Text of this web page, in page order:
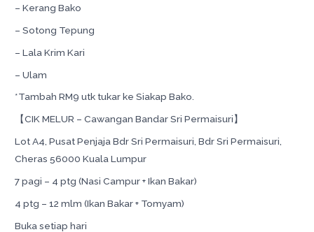
– Kerang Bako
– Sotong Tepung
– Lala Krim Kari
– Ulam
*Tambah RM9 utk tukar ke Siakap Bako.
【CIK MELUR – Cawangan Bandar Sri Permaisuri】
Lot A4, Pusat Penjaja Bdr Sri Permaisuri, Bdr Sri Permaisuri,
Cheras 56000 Kuala Lumpur
7 pagi – 4 ptg (Nasi Campur + Ikan Bakar)
4 ptg – 12 mlm (Ikan Bakar + Tomyam)
Buka setiap hari